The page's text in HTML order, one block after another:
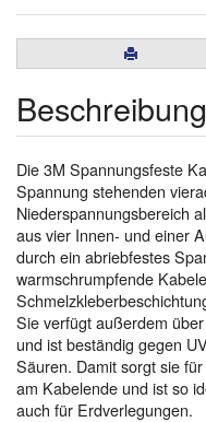
Beschreibung
Die 3M Spannungsfeste
Spannung stehenden
Niederspannungsbereich
aus vier Innen- und einer
durch ein abriebfestes
warmschrumpfende
Sie verfügt außerdem
und ist beständig gegen
Säuren. Damit sorgt sie
am Kabelende und ist so
auch für Erdverlegungen.